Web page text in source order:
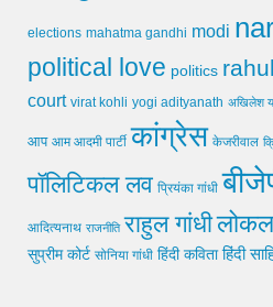
elections mahatma gandhi modi
political love politics
court virat kohli yogi adityanath अखिलेश
आप आम आदमी पार्टी कांग्रेस केजरीवाल
पॉलिटिकल लव प्रियंका गांधी
आदित्यनाथ राजनीति राहुल गांधीलोकल
सुप्रीम कोर्ट सोनिया गांधी हिंदी कविता हिंदी